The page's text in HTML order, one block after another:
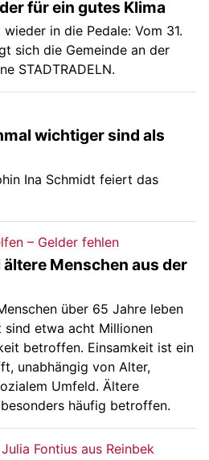
für ein gutes Klima
in die Pedale: Vom 31.
sich die Gemeinde an der
STADTRADELN.
wichtiger sind als
Ina Schmidt feiert das
– Gelder fehlen
Menschen aus der
über 65 Jahre leben
sind etwa acht Millionen
betroffen. Einsamkeit ist ein
unabhängig von Alter,
Umfeld. Ältere
häufig betroffen.
Fontius aus Reinbek